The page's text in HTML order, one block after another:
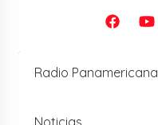
Radio Panamericana
Noticias